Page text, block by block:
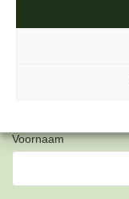
Voornaam